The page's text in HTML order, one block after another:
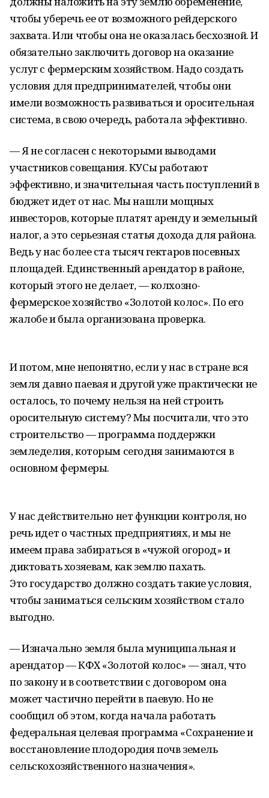
чтобы уберечь ее от возможного рейдерского
захвата. Или чтобы она не оказалась бесхозной. И
обязательно заключить договор на оказание
услуг с фермерским хозяйством. Надо создать
условия для предпринимателей, чтобы они
имели возможность развиваться и оросительная
система, в свою очередь, работала эффективно.
— Я не согласен с некоторыми выводами
участников совещания. КУСы работают
эффективно, и значительная часть поступлений в
бюджет идет от нас. Мы нашли мощных
инвесторов, которые платят аренду и земельный
налог, а это серьезная статья дохода для района.
Ведь у нас более ста тысяч гектаров посевных
площадей. Единственный арендатор в районе,
который этого не делает, — колхозно-
фермерское хозяйство «Золотой колос». По его
жалобе и была организована проверка.
И потом, мне непонятно, если у нас в стране вся
земля давно паевая и другой уже практически не
осталось, то почему нельзя на ней строить
оросительную систему? Мы посчитали, что это
строительство — программа поддержки
земледелия, которым сегодня занимаются в
основном фермеры.
У нас действительно нет функции контроля, но
речь идет о частных предприятиях, и мы не
имеем права забираться в «чужой огород» и
диктовать хозяевам, как землю пахать.
Это государство должно создать такие условия,
чтобы заниматься сельским хозяйством стало
выгодно.
— Изначально земля была муниципальная и
арендатор — КФХ «Золотой колос» — знал, что
по закону и в соответствии с договором она
может частично перейти в паевую. Но не
сообщил об этом, когда начала работать
федеральная целевая программа «Сохранение и
восстановление плодородия почв земель
сельскохозяйственного назначения».